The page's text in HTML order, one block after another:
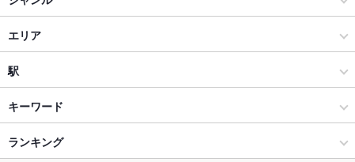
北戸田焼肉ホルモンたけ田
仙台 焼肉 ホルモン たけ田 青葉通店
卓上レモンサワー飲み放題 焼肉ホルモンたけ田 札幌駅前店
蛇口からレモンサワー 茅ヶ崎焼肉ホルモンたけ田
焼肉・ホルモン
焼肉
赤羽・王子・十条 × 焼肉・ホルモン
赤羽・王子・十条 × 焼肉
エリア
赤羽
赤羽 × 焼肉・ホルモン
赤羽 × 焼肉
駅
赤羽駅
赤羽岩淵駅
キーワード
にんにく料理
ランキング